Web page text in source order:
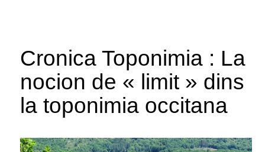
Cronica Toponimia : La
nocion de « limit » dins
la toponimia occitana